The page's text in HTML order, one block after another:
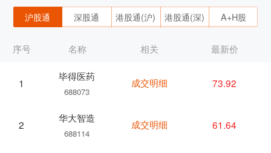
沪股通 深股通 港股通(沪) 港股通(深) A+H股
序号 名称
1
毕得医药
688073
2
华大智造
688114
相关 最新价
成交明细 73.92
成交明细 61.64